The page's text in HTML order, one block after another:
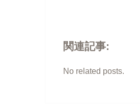
関連記事:
No related posts.